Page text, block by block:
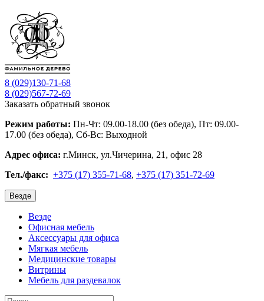
8 (029)130-71-68
8 (029)567-72-69
Заказать обратный звонок
Режим работы: Пн-Чт: 09.00-18.00 (без обеда), Пт: 09.00-
17.00 (без обеда), Сб-Вс: Выходной
Адрес офиса: г.Минск, ул.Чичерина, 21, офис 28
Тел./факс: +375 (17) 355-71-68, +375 (17) 351-72-69
Везде
Везде
Офисная мебель
Аксессуары для офиса
Мягкая мебель
Медицинские товары
Витрины
Мебель для раздевалок